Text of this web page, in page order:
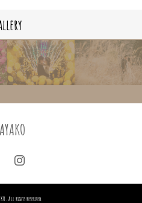
All rights reserved.